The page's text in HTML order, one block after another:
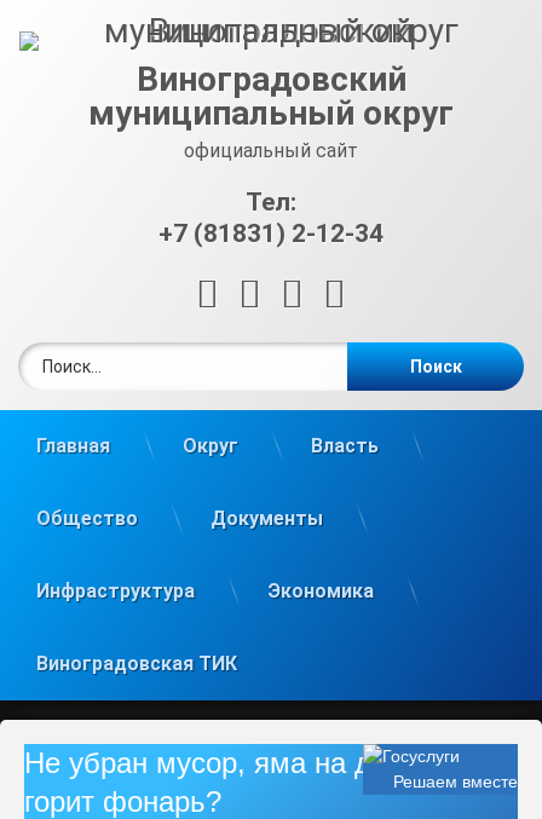
Виноградовский
муниципальный округ
официальный сайт
Тел:
+7 (81831) 2-12-34
RSS E-mailВКонтакте
Главная Округ Власть
Общество Документы
Инфраструктура Экономика
Виноградовская ТИК
Решаем вместе
Не убран мусор, яма на дороге, не
горит фонарь?